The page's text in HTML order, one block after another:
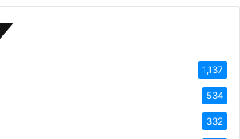
1,137
534
332